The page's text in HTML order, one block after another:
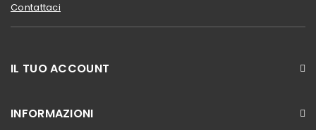
Contattaci
IL TUO ACCOUNT
INFORMAZIONI